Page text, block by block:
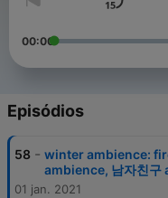
00:00
Episódios
58 - winter ambience:
ambience, 남자친구
01 jan. 2021